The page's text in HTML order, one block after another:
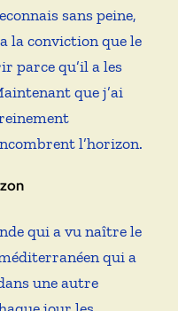
sans peine,
la conviction que le
parce qu’il a les
que j’ai
l’horizon.
qui a vu naître le
qui a
une autre